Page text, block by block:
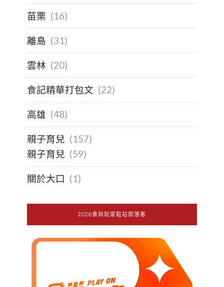
苗栗 (16)
離島 (31)
雲林 (20)
食記精華打包文 (22)
高雄 (48)
親子育兒 (157)
親子育兒 (59)
關於大口 (1)
2026食尚玩家駐站部落客